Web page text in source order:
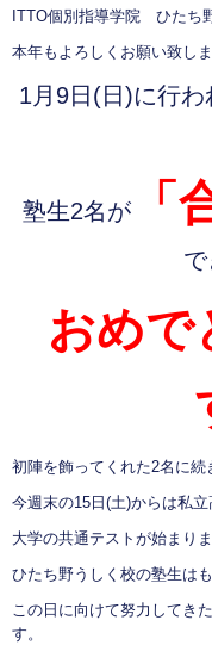
ITTO個別指導学院 ひたち
本年もよろしくお願い致しま
1月9日(日)に行
塾生2名が「
で
おめで
初陣を飾ってくれた2名に続
今週末の15日(土)からは私立
大学の共通テストが始まりま
ひたち野うしく校の塾生は
この日に向けて努力してき
す。